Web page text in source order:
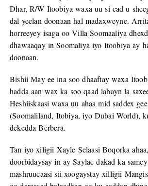
Dhar, R/W Itoobiya waxa uu si cad u
dal yeelan doonaan hal madaxweyne.
horreeyey isaga oo Villa Soomaaliya
dhawaaqay in Soomaliya iyo Itoobiya ay
doonaan.
Bishii May ee ina soo dhaaftay waxa
hadda aan wax ka soo qaad lahayn la
Heshiiskaasi waxa uu ahaa mid saddex
(Soomaliland, Itobiya, iyo Dubai World),
dekedda Berbera.
Tan iyo xiligii Xayle Selaasi Boqorka
doorbidaysay in ay Saylac dakad ka
mashruucaasi sii xoogaystay xilligii